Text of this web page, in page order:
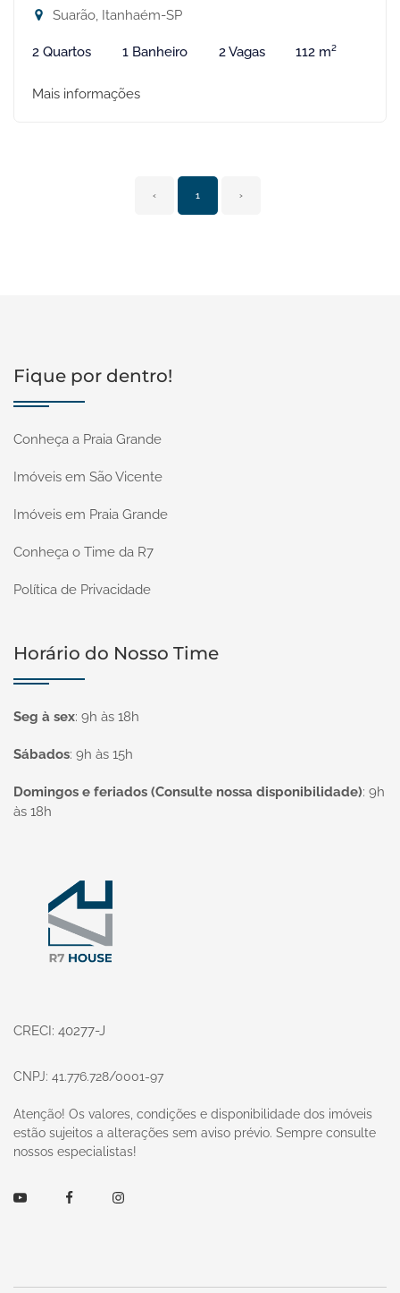
Suarão, Itanhaém-SP
2 Quartos 1 Banheiro 2 Vagas 112 m²
Mais informações
‹ 1 ›
Fique por dentro!
Conheça a Praia Grande
Imóveis em São Vicente
Imóveis em Praia Grande
Conheça o Time da R7
Política de Privacidade
Horário do Nosso Time
Seg à sex: 9h às 18h
Sábados: 9h às 15h
Domingos e feriados (Consulte nossa disponibilidade): 9h
às 18h
CRECI: 40277-J
CNPJ: 41.776.728/0001-97
Atenção! Os valores, condições e disponibilidade dos imóveis
estão sujeitos a alterações sem aviso prévio. Sempre consulte
nossos especialistas!
Youtube FacebookInstagram